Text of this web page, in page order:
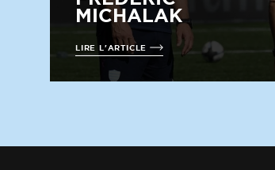
MICHALAK
LIRE L'ARTICLE